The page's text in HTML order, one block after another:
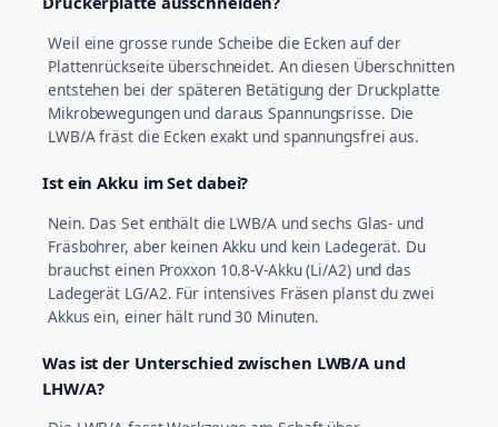
Weil eine grosse runde Scheibe die Ecken auf der
Plattenrückseite überschneidet. An diesen Überschnitten
entstehen bei der späteren Betätigung der Druckplatte
Mikrobewegungen und daraus Spannungsrisse. Die
LWB/A fräst die Ecken exakt und spannungsfrei aus.
Ist ein Akku im Set dabei?
Nein. Das Set enthält die LWB/A und sechs Glas- und
Fräsbohrer, aber keinen Akku und kein Ladegerät. Du
brauchst einen Proxxon 10.8-V-Akku (Li/A2) und das
Ladegerät LG/A2. Für intensives Fräsen planst du zwei
Akkus ein, einer hält rund 30 Minuten.
Was ist der Unterschied zwischen LWB/A und
LHW/A?